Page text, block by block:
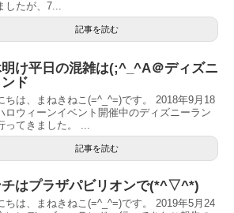
したが、7...
記事を読む
け平日の混雑は(;^_^A＠ディズニ
ド
ちは、まねきねこ(=^_^=)です。 2018年9月18
ロウィーンイベント開催中のディズニーラン
ってきました。 ...
記事を読む
チはプラザパビリオンで(*^▽^*)
ちは、まねきねこ(=^_^=)です。 2019年5月24